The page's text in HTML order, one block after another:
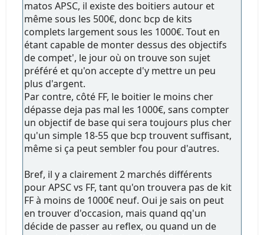
matos APSC, il existe des boitiers autour et
même sous les 500€, donc bcp de kits
complets largement sous les 1000€. Tout en
étant capable de monter dessus des objectifs
de compet', le jour où on trouve son sujet
préféré et qu'on accepte d'y mettre un peu
plus d'argent.
Par contre, côté FF, le boitier le moins cher
dépasse deja pas mal les 1000€, sans compter
un objectif de base qui sera toujours plus cher
qu'un simple 18-55 que bcp trouvent suffisant,
même si ça peut sembler fou pour d'autres.
Bref, il y a clairement 2 marchés différents
pour APSC vs FF, tant qu'on trouvera pas de kit
FF à moins de 1000€ neuf. Oui je sais on peut
en trouver d'occasion, mais quand qq'un
décide de passer au reflex, ou quand un de